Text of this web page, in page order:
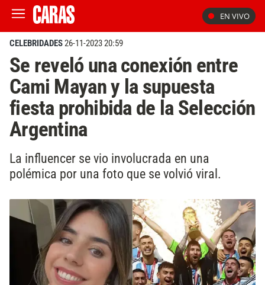
EN VIVO
CELEBRIDADES26-11-2023 20:59
Se reveló una conexión entre
Cami Mayan y la supuesta
fiesta prohibida de la Selección
Argentina
La influencer se vio involucrada en una
polémica por una foto que se volvió viral.